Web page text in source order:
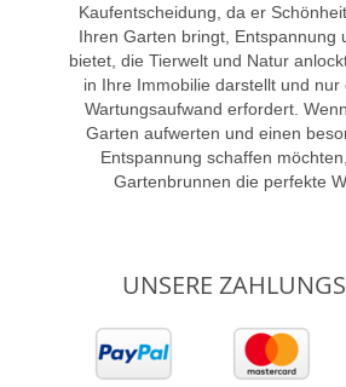
Kaufentscheidung, da er
Ihren Garten bringt, Entspannung
bietet, die Tierwelt und Natur
in Ihre Immobilie darstellt und nur
Wartungsaufwand erfordert.
Garten aufwerten und einen
Entspannung schaffen
Gartenbrunnen die perfekte
UNSERE